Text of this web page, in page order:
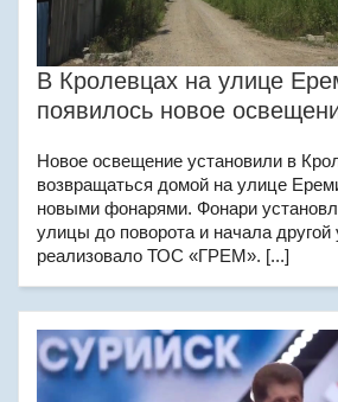
В Кролевцах на улице
появилось новое
Новое освещение установили в
возвращаться домой на улице
новыми фонарями. Фонари
улицы до поворота и начала
реализовало ТОС «ГРЕМ». [...]